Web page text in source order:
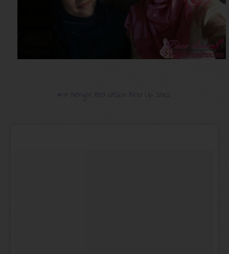
#01 Midnight Red G9Skin First Lip Stick